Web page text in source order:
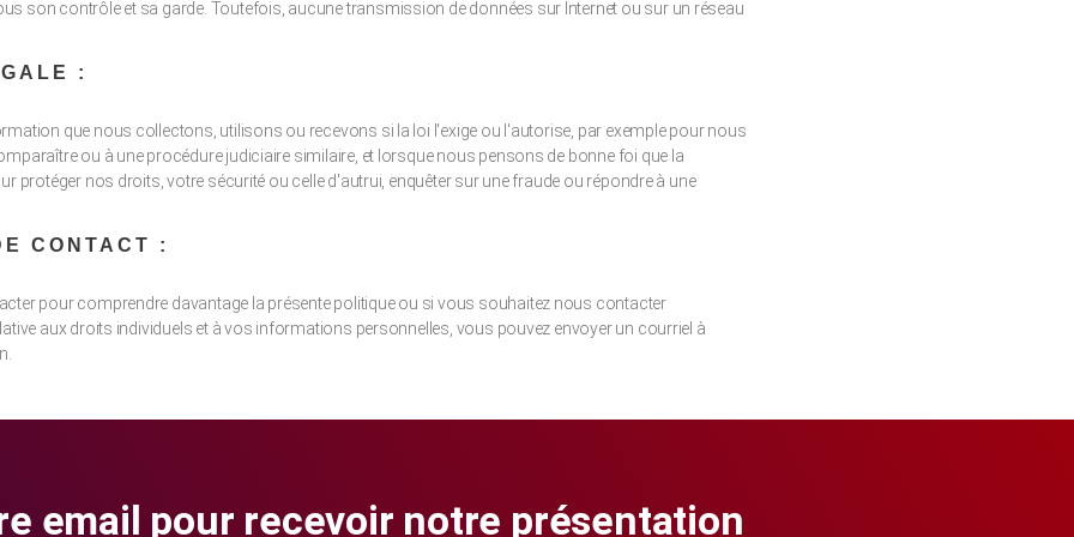
son contrôle et sa garde. Toutefois, aucune transmission de données sur Internet ou sur un réseau
:
que nous collectons, utilisons ou recevons si la loi l'exige ou l'autorise, par exemple pour nous
ou à une procédure judiciaire similaire, et lorsque nous pensons de bonne foi que la
protéger nos droits, votre sécurité ou celle d'autrui, enquêter sur une fraude ou répondre à une
CONTACT :
pour comprendre davantage la présente politique ou si vous souhaitez nous contacter
aux droits individuels et à vos informations personnelles, vous pouvez envoyer un courriel à
email pour recevoir notre présentation